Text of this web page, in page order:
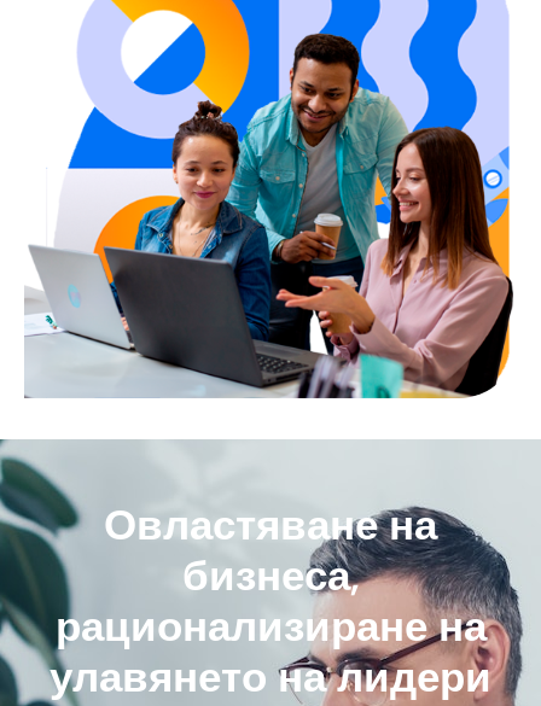
Овластяване на
бизнеса,
рационализиране на
улавянето на лидери